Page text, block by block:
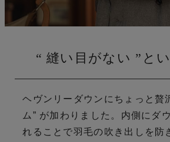
“ 縫い目がない ”と
ヘヴンリーダウンにちょっと贅
ム” が加わりました。 内側にダ
れることで羽毛の吹き出しを防